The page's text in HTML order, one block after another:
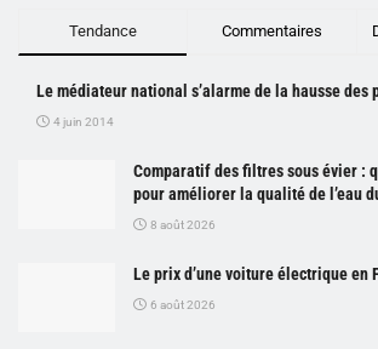
Tendance Commentaires
Le médiateur national s’alarme de la hausse des
4 juin 2014
Comparatif des filtres sous évier :
pour améliorer la qualité de l’eau
8 août 2026
Le prix d’une voiture électrique en
6 août 2026